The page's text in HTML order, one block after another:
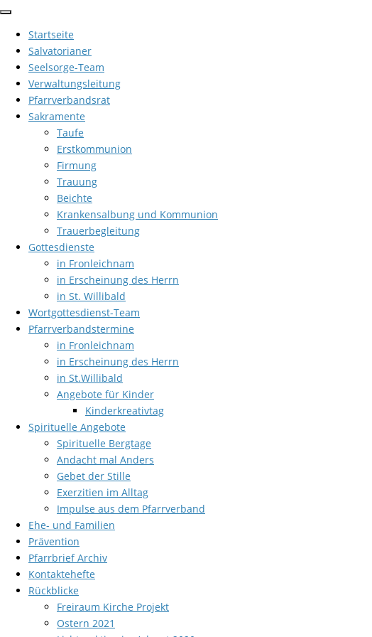
Zum
springenStartseite
Salvatorianer
Seelsorge-Team
Verwaltungsleitung
Pfarrverbandsrat
Sakramente
Taufe
Erstkommunion
Firmung
Trauung
Beichte
Krankensalbung und Kommunion
Trauerbegleitung
Gottesdienste
in Fronleichnam
in Erscheinung des Herrn
in St. Willibald
Wortgottesdienst-Team
Pfarrverbandstermine
in Fronleichnam
in Erscheinung des Herrn
in St.Willibald
Angebote für Kinder
Kinderkreativtag
Spirituelle Angebote
Spirituelle Bergtage
Andacht mal Anders
Gebet der Stille
Exerzitien im Alltag
Impulse aus dem Pfarrverband
Ehe- und Familien
Prävention
Pfarrbrief Archiv
Kontaktehefte
Rückblicke
Freiraum Kirche Projekt
Ostern 2021